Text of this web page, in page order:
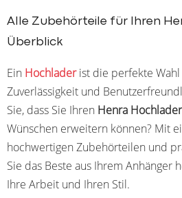
Alle Zubehörteile für Ihren
Überblick
Ein Hochladerist die perfekte
Zuverlässigkeit und
Sie, dass Sie Ihren Henra Hochlader
Wünschen erweitern können? Mit
hochwertigen Zubehörteilen und
Sie das Beste aus Ihrem Anhänger
Ihre Arbeit und Ihren Stil.